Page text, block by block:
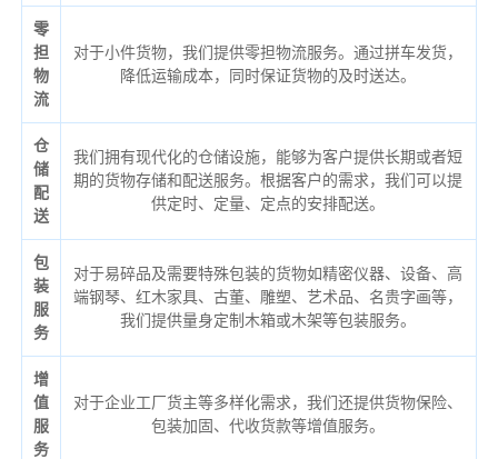
零
担
物
流
对于小件货物，我们提供零担物流服务。通过拼车发货，
降低运输成本，同时保证货物的及时送达。
仓
储
配
送
我们拥有现代化的仓储设施，能够为客户提供长期或者短
期的货物存储和配送服务。根据客户的需求，我们可以提
供定时、定量、定点的安排配送。
包
装
服
务
对于易碎品及需要特殊包装的货物如精密仪器、设备、高
端钢琴、红木家具、古董、雕塑、艺术品、名贵字画等，
我们提供量身定制木箱或木架等包装服务。
增
值
服
务
对于企业工厂货主等多样化需求，我们还提供货物保险、
包装加固、代收货款等增值服务。